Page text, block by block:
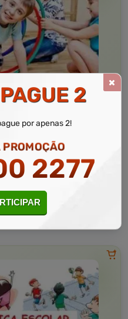
Curso
Gratuito
AGORA
2
por apenas 2!
2277